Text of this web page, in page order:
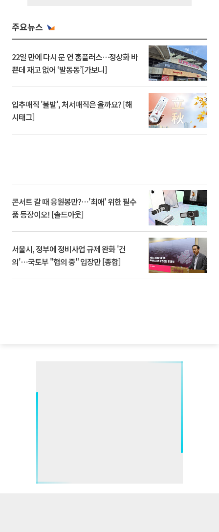
주요뉴스
22일 만에 다시 문 연 홈플러스…정상화 바
쁜데 재고 없어 ‘발동동’[가보니]
입추매직 '불발', 처서매직은 올까요? [해
시태그]
콘서트 갈 때 응원봉만?⋯'최애' 위한 필수
품 등장이오! [솔드아웃]
서울시, 정부에 정비사업 규제 완화 '건
의'⋯국토부 "협의 중" 입장만 [종합]